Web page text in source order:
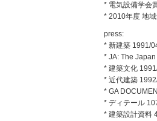
* 電気設備学会
* 2010年度 地
press:
* 新建築 1991/
* JA: The
* 建築文化
* 近代建築
* GA
* ディテール
* 建築設計資料